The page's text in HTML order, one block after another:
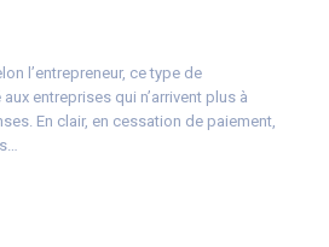
l’entrepreneur, ce type de
entreprises qui n’arrivent plus à
En clair, en cessation de paiement,